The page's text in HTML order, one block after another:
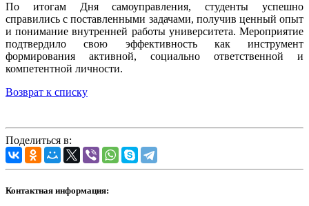
По итогам Дня самоуправления, студенты успешно
справились с поставленными задачами, получив ценный опыт
и понимание внутренней работы университета. Мероприятие
подтвердило свою эффективность как инструмент
формирования активной, социально ответственной и
компетентной личности.
Возврат к списку
Поделиться в:
Контактная информация: